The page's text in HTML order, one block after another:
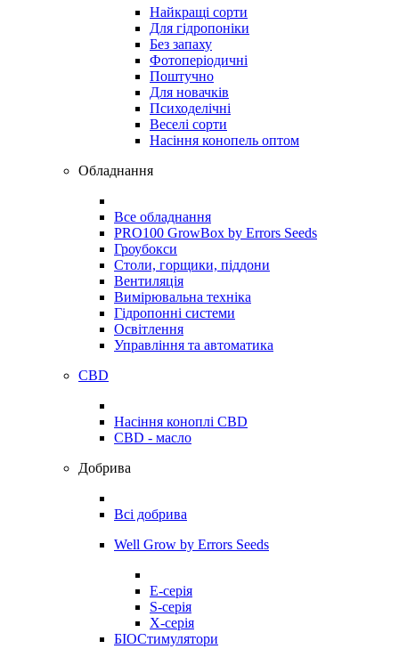
Найкращі сорти
Для гідропоніки
Без запаху
Фотоперіодичні
Поштучно
Для новачків
Психоделічні
Веселі сорти
Насіння конопель оптом
Обладнання
Все обладнання
PRO100 GrowBox by Errors Seeds
Гроубокси
Столи, горщики, піддони
Вентиляція
Вимірювальна техніка
Гідропонні системи
Освітлення
Управління та автоматика
CBD
Насіння коноплі CBD
CBD - масло
Добрива
Всі добрива
Well Grow by Errors Seeds
E-серія
S-серія
X-серія
БІОСтимулятори